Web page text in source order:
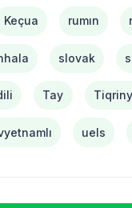
Keçua rumın
slovak
Tay
uels